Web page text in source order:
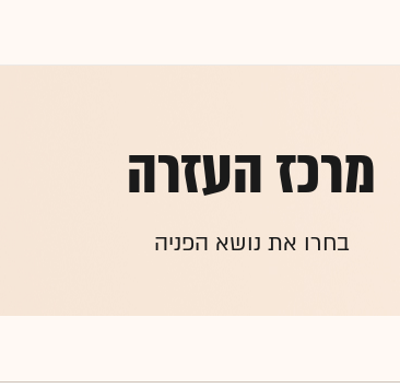
מרכז העזרה
בחרו את נושא הפניה